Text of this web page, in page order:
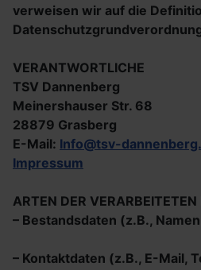
verweisen wir auf die
VERANTWORTLICHE
TSV Dannenberg
Meinershauser Str. 68
28879 Grasberg
E-Mail: Info@tsv-
Impressum
ARTEN DER VERARBEITETEN
– Bestandsdaten (z.B.,
– Kontaktdaten (z.B., E-Mail,